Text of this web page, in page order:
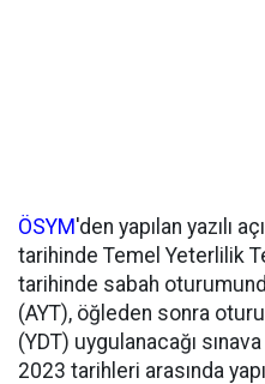
ÖSYM 'den yapılan yazılı
tarihinde Temel Yeterlilik
tarihinde sabah
(AYT), öğleden sonra
(YDT) uygulanacağı
2023 tarihleri arasında